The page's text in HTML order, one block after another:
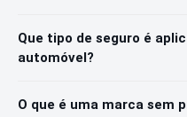
Que tipo de seguro é
automóvel?
O que é uma marca sem